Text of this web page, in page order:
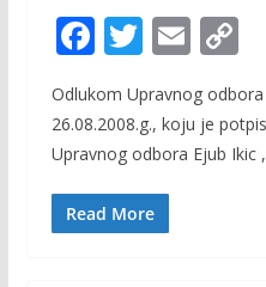
F
e
b
o
o
T
itt
er
E
m
ai
l
C
p
y
Odlukom Upravnog odbora
26.08.2008.g., koju je
Upravnog odbora Ejub Ikic
Read More